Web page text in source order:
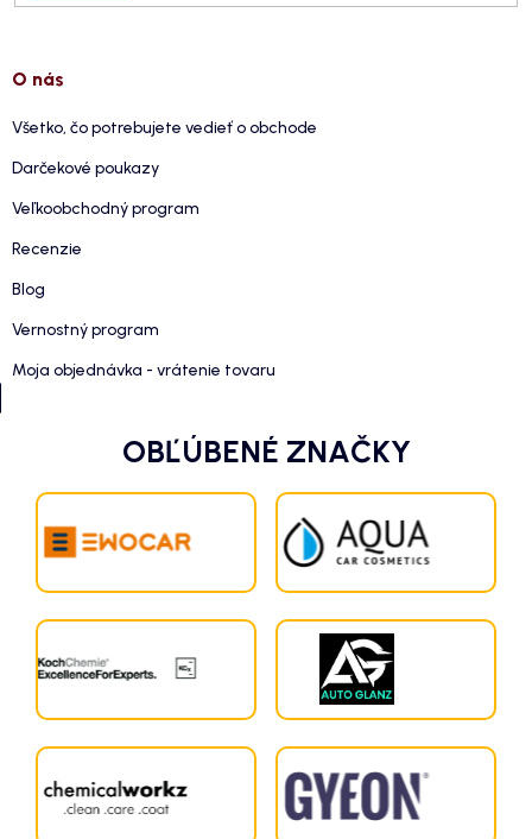
O nás
Všetko, čo potrebujete vedieť o obchode
Darčekové poukazy
Veľkoobchodný program
Recenzie
Blog
Vernostný program
Moja objednávka - vrátenie tovaru
OBĽÚBENÉ ZNAČKY